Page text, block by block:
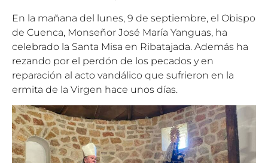
En la mañana del lunes, 9 de septiembre, el Obispo
de Cuenca, Monseñor José María Yanguas, ha
celebrado la Santa Misa en Ribatajada. Además ha
rezando por el perdón de los pecados y en
reparación al acto vandálico que sufrieron en la
ermita de la Virgen hace unos días.